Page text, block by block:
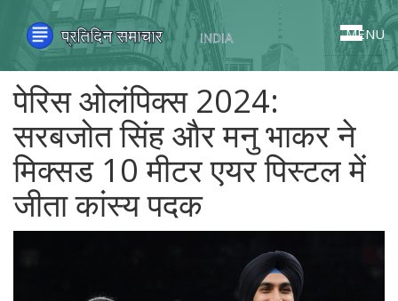
MENU
पेरिस ओलंपिक्स 2024:
सरबजोत सिंह और मनु भाकर ने
मिक्सड 10 मीटर एयर पिस्टल में
जीता कांस्य पदक